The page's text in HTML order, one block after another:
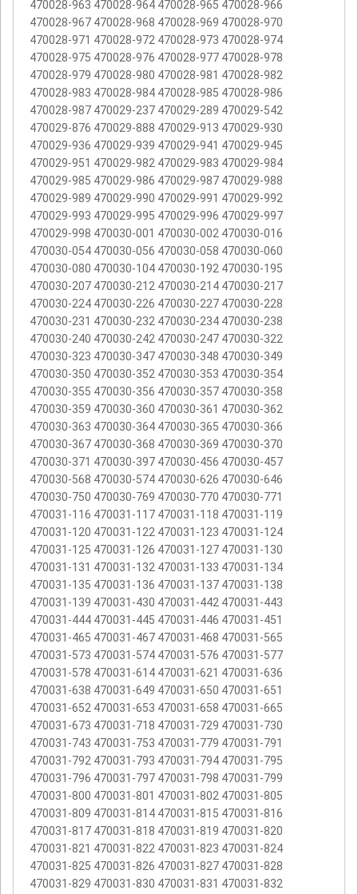
470028-963 470028-964 470028-965 470028-966
470028-967 470028-968 470028-969 470028-970
470028-971 470028-972 470028-973 470028-974
470028-975 470028-976 470028-977 470028-978
470028-979 470028-980 470028-981 470028-982
470028-983 470028-984 470028-985 470028-986
470028-987 470029-237 470029-289 470029-542
470029-876 470029-888 470029-913 470029-930
470029-936 470029-939 470029-941 470029-945
470029-951 470029-982 470029-983 470029-984
470029-985 470029-986 470029-987 470029-988
470029-989 470029-990 470029-991 470029-992
470029-993 470029-995 470029-996 470029-997
470029-998 470030-001 470030-002 470030-016
470030-054 470030-056 470030-058 470030-060
470030-080 470030-104 470030-192 470030-195
470030-207 470030-212 470030-214 470030-217
470030-224 470030-226 470030-227 470030-228
470030-231 470030-232 470030-234 470030-238
470030-240 470030-242 470030-247 470030-322
470030-323 470030-347 470030-348 470030-349
470030-350 470030-352 470030-353 470030-354
470030-355 470030-356 470030-357 470030-358
470030-359 470030-360 470030-361 470030-362
470030-363 470030-364 470030-365 470030-366
470030-367 470030-368 470030-369 470030-370
470030-371 470030-397 470030-456 470030-457
470030-568 470030-574 470030-626 470030-646
470030-750 470030-769 470030-770 470030-771
470031-116 470031-117 470031-118 470031-119
470031-120 470031-122 470031-123 470031-124
470031-125 470031-126 470031-127 470031-130
470031-131 470031-132 470031-133 470031-134
470031-135 470031-136 470031-137 470031-138
470031-139 470031-430 470031-442 470031-443
470031-444 470031-445 470031-446 470031-451
470031-465 470031-467 470031-468 470031-565
470031-573 470031-574 470031-576 470031-577
470031-578 470031-614 470031-621 470031-636
470031-638 470031-649 470031-650 470031-651
470031-652 470031-653 470031-658 470031-665
470031-673 470031-718 470031-729 470031-730
470031-743 470031-753 470031-779 470031-791
470031-792 470031-793 470031-794 470031-795
470031-796 470031-797 470031-798 470031-799
470031-800 470031-801 470031-802 470031-805
470031-809 470031-814 470031-815 470031-816
470031-817 470031-818 470031-819 470031-820
470031-821 470031-822 470031-823 470031-824
470031-825 470031-826 470031-827 470031-828
470031-829 470031-830 470031-831 470031-832